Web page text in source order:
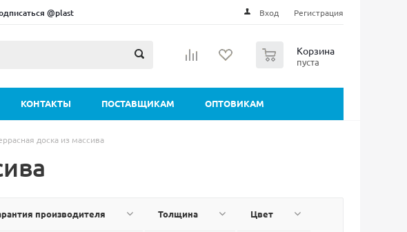
@plast Вход Регистрация
Корзина
пуста
КОНТАКТЫ ПОСТАВЩИКАМ ОПТОВИКАМ
доска из массива
производителя Толщина Цвет